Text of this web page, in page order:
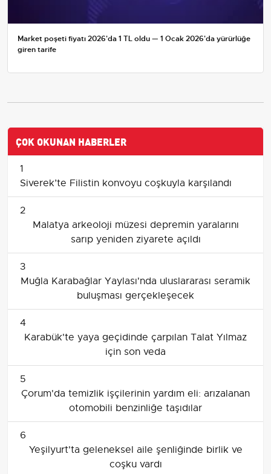
Market poşeti fiyatı 2026'da 1 TL oldu — 1 Ocak 2026'da yürürlüğe
giren tarife
ÇOK OKUNAN HABERLER
1
Siverek’te Filistin konvoyu coşkuyla karşılandı
2
Malatya arkeoloji müzesi depremin yaralarını
sarıp yeniden ziyarete açıldı
3
Muğla Karabağlar Yaylası'nda uluslararası seramik
buluşması gerçekleşecek
4
Karabük'te yaya geçidinde çarpılan Talat Yılmaz
için son veda
5
Çorum'da temizlik işçilerinin yardım eli: arızalanan
otomobili benzinliğe taşıdılar
6
Yeşilyurt'ta geleneksel aile şenliğinde birlik ve
coşku vardı